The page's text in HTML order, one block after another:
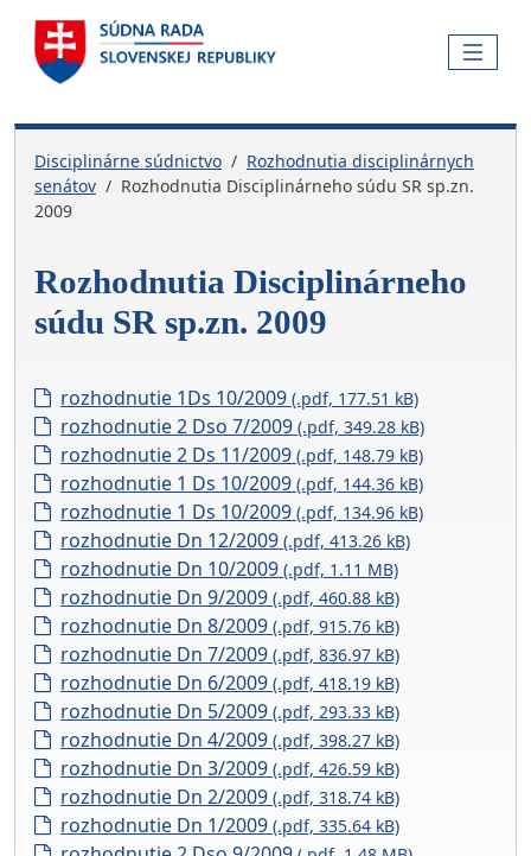
Skočiť na hlavnú navigáciu
Skočiť na obsah
Skočiť na bočnú lištu
Skočiť na pätičku
MENU
Disciplinárne súdnictvo
Rozhodnutia disciplinárnych
senátov
Rozhodnutia Disciplinárneho súdu SR sp.zn.
2009
Rozhodnutia Disciplinárneho
súdu SR sp.zn. 2009
rozhodnutie 1Ds 10/2009 (.pdf, 177.51 kB)
rozhodnutie 2 Dso 7/2009 (.pdf, 349.28 kB)
rozhodnutie 2 Ds 11/2009 (.pdf, 148.79 kB)
rozhodnutie 1 Ds 10/2009 (.pdf, 144.36 kB)
rozhodnutie 1 Ds 10/2009 (.pdf, 134.96 kB)
rozhodnutie Dn 12/2009 (.pdf, 413.26 kB)
rozhodnutie Dn 10/2009 (.pdf, 1.11 MB)
rozhodnutie Dn 9/2009 (.pdf, 460.88 kB)
rozhodnutie Dn 8/2009 (.pdf, 915.76 kB)
rozhodnutie Dn 7/2009 (.pdf, 836.97 kB)
rozhodnutie Dn 6/2009 (.pdf, 418.19 kB)
rozhodnutie Dn 5/2009 (.pdf, 293.33 kB)
rozhodnutie Dn 4/2009 (.pdf, 398.27 kB)
rozhodnutie Dn 3/2009 (.pdf, 426.59 kB)
rozhodnutie Dn 2/2009 (.pdf, 318.74 kB)
rozhodnutie Dn 1/2009 (.pdf, 335.64 kB)